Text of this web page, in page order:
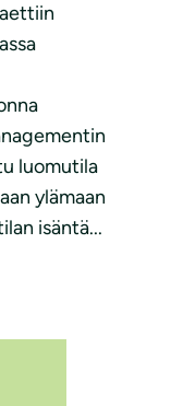
luomutila
ylämaan
isäntä...